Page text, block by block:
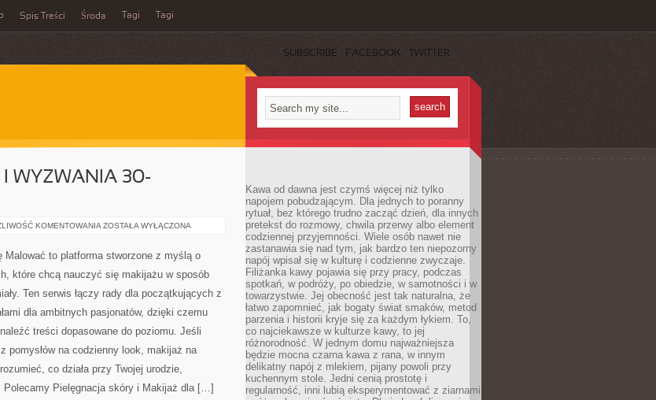
Spis Treści Środa Tagi Tagi
SUBSCRIBE FACEBOOK TWITTER
WYZWANIA 30-
KOMENTOWANIA URODOWE
WYZWANIA
30-
ZOSTAŁA WYŁĄCZONA
Malować to platforma stworzone z myślą o
które chcą nauczyć się makijażu w sposób
Ten serwis łączy rady dla początkujących z
dla ambitnych pasjonatów, dzięki czemu
treści dopasowane do poziomu. Jeśli
pomysłów na codzienny look, makijaż na
co działa przy Twojej urodzie,
Polecamy Pielęgnacja skóry i Makijaż dla […]
Kawa od dawna jest czymś więcej niż tylko
napojem pobudzającym. Dla jednych to poranny
rytuał, bez którego trudno zacząć dzień, dla innych
pretekst do rozmowy, chwila przerwy albo element
codziennej przyjemności. Wiele osób nawet nie
zastanawia się nad tym, jak bardzo ten niepozorny
napój wpisał się w kulturę i codzienne zwyczaje.
Filiżanka kawy pojawia się przy pracy, podczas
spotkań, w podróży, po obiedzie, w samotności i w
towarzystwie. Jej obecność jest tak naturalna, że
łatwo zapomnieć, jak bogaty świat smaków, metod
parzenia i historii kryje się za każdym łykiem. To,
co najciekawsze w kulturze kawy, to jej
różnorodność. W jednym domu najważniejsza
będzie mocna czarna kawa z rana, w innym
delikatny napój z mlekiem, pijany powoli przy
kuchennym stole. Jedni cenią prostotę i
regularność, inni lubią eksperymentować z ziarnami